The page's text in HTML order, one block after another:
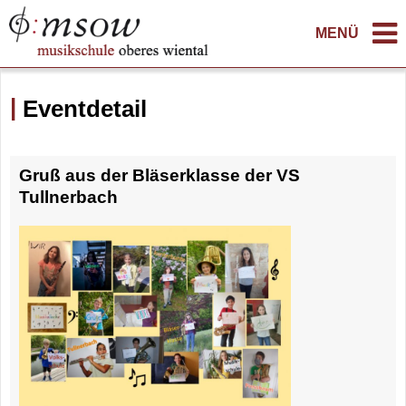
MENÜ
Eventdetail
Gruß aus der Bläserklasse der VS
Tullnerbach